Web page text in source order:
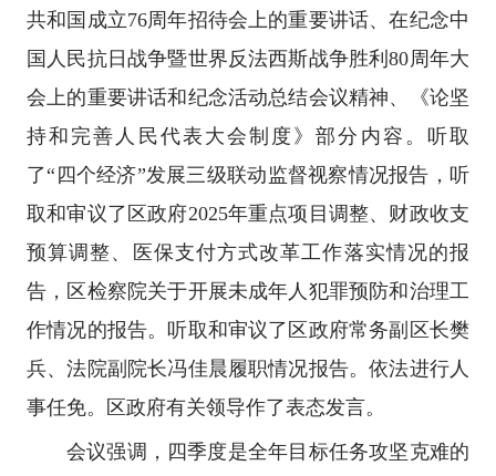
共和国成立76周年招待会上的重要讲话、在纪念中
国人民抗日战争暨世界反法西斯战争胜利80周年大
会上的重要讲话和纪念活动总结会议精神、《论坚
持和完善人民代表大会制度》部分内容。听取
了“四个经济”发展三级联动监督视察情况报告，听
取和审议了区政府2025年重点项目调整、财政收支
预算调整、医保支付方式改革工作落实情况的报
告，区检察院关于开展未成年人犯罪预防和治理工
作情况的报告。听取和审议了区政府常务副区长樊
兵、法院副院长冯佳晨履职情况报告。依法进行人
事任免。区政府有关领导作了表态发言。
会议强调，四季度是全年目标任务攻坚克难的